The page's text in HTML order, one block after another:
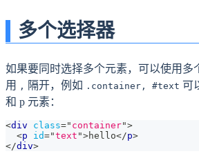
多个选择器
如果要同时选择多个元素，可以使用多
用
, 隔开，例如 .container, #text 可
和 p 元素：
<div class=" container">
<p id="text ">hello</p>
</div>